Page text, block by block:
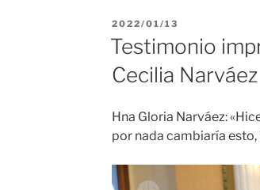
PUBLICADO
EL
2022/01/13
Testimonio
Cecilia Narváez
Hna Gloria Narváez:
por nada cambiaría